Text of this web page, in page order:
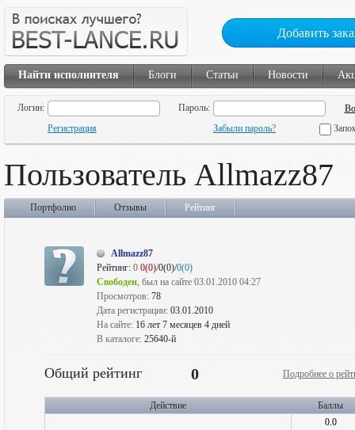
Добавить
Найти исполнителя Блоги Статьи Новости
Логин:
Пароль:
Регистрация
Забыли пароль?
Пользователь Allmazz87
Портфолио Отзывы Рейтинг
Allmazz87
Рейтинг: 0 0(0)/0(0)/0(0)
Свободен, был на сайте 03.01.2010 04:27
Просмотров: 78
Дата регистрации: 03.01.2010
На сайте: 16 лет 7 месяцев 4 дней
В каталоге: 25640-й
Общий рейтинг 0 Подробнее о
Действие
Баллы
0.0